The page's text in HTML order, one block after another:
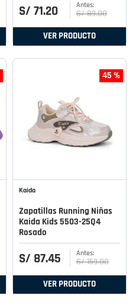
S/ 71.20 S/ 89.00
VER PRODUCTO
45 %
Kaida
Zapatillas Running Niñas
Kaida Kids 5503-25Q4
Rosado
S/ 87.45 S/ 159.00
VER PRODUCTO